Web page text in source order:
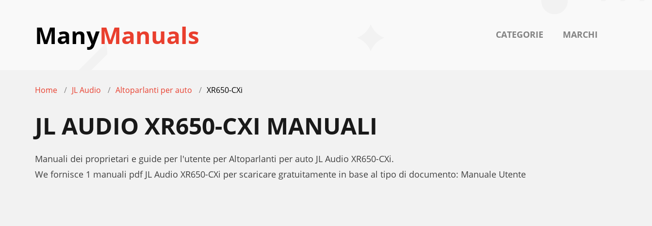
ManyManuals CATEGORIE MARCHI
Home JL Audio Altoparlanti per auto XR650-CXi
JL AUDIO XR650-CXI MANUALI
Manuali dei proprietari e guide per l'utente per Altoparlanti per auto JL Audio XR650-CXi.
We fornisce 1 manuali pdf JL Audio XR650-CXi per scaricare gratuitamente in base al tipo di documento: Manuale Utente